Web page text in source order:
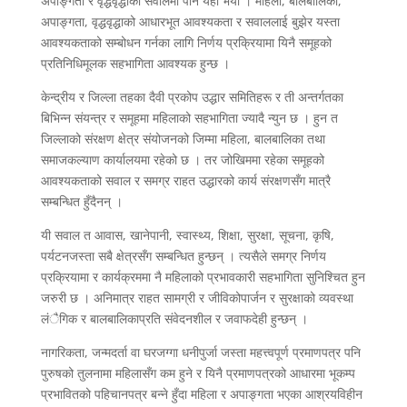
अपाङ्गता, वृद्धवृद्धाको आधारभूत आवश्यकता र सवाललाई बुझेर यस्ता
आवश्यकताको सम्बोधन गर्नका लागि निर्णय प्रक्रियामा यिनै समूहको
प्रतिनिधिमूलक सहभागिता आवश्यक हुन्छ ।
केन्द्रीय र जिल्ला तहका दैवी प्रकोप उद्धार समितिहरू र ती अन्तर्गतका
बिभिन्न संयन्त्र र समूहमा महिलाको सहभागिता ज्यादै न्युन छ । हुन त
जिल्लाको संरक्षण क्षेत्र संयोजनको जिम्मा महिला, बालबालिका तथा
समाजकल्याण कार्यालयमा रहेको छ । तर जोखिममा रहेका समूहको
आवश्यकताको सवाल र समग्र राहत उद्धारको कार्य संरक्षणसँग मात्रै
सम्बन्धित हुँदैनन् ।
यी सवाल त आवास, खानेपानी, स्वास्थ्य, शिक्षा, सुरक्षा, सूचना, कृषि,
पर्यटनजस्ता सबै क्षेत्रसँग सम्बन्धित हुन्छन् । त्यसैले समग्र निर्णय
प्रक्रियामा र कार्यक्रममा नै महिलाको प्रभावकारी सहभागिता सुनिश्चित हुन
जरुरी छ । अनिमात्र राहत सामग्री र जीविकोपार्जन र सुरक्षाको व्यवस्था
लंैगिक र बालबालिकाप्रति संवेदनशील र जवाफदेही हुन्छन् ।
नागरिकता, जन्मदर्ता वा घरजग्गा धनीपुर्जा जस्ता महत्त्वपूर्ण प्रमाणपत्र पनि
पुरुषको तुलनामा महिलासँग कम हुने र यिनै प्रमाणपत्रको आधारमा भूकम्प
प्रभावितको पहिचानपत्र बन्ने हुँदा महिला र अपाङ्गता भएका आश्रयविहीन